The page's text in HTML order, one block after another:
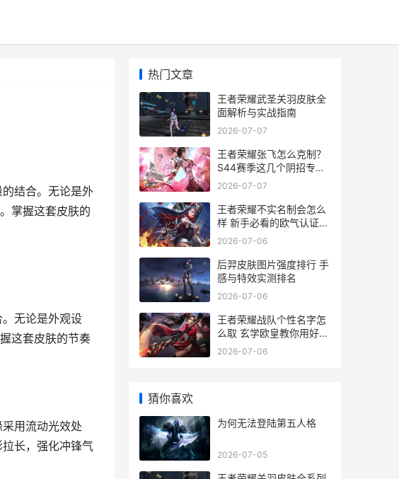
结合。无论是外
掌握这套皮肤的
无论是外观设
这套皮肤的节奏
用流动光效处
长，强化冲锋气
热门文章
王者荣耀武圣关羽皮肤全
面解析与实战指南
2026-07-07
王者荣耀张飞怎么克制？
S44赛季这几个阴招专治
喷子牛魔兄弟们，最近打
2026-07-07
王者荣耀不实名制会怎么
样 新手必看的欧气认证指
南
2026-07-06
后羿皮肤图片强度排行 手
感与特效实测排名
2026-07-06
王者荣耀战队个性名字怎
么取 玄学欧皇教你用好名
字赢在起跑线
2026-07-06
猜你喜欢
为何无法登陆第五人格
2026-07-05